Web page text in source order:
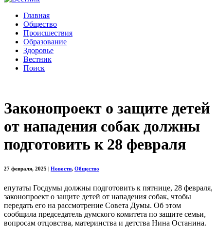
Главная
Общество
Происшествия
Образование
Здоровье
Вестник
Поиск
Законопроект о защите детей
от нападения собак должны
подготовить к 28 февраля
27 февраля, 2025 Новости, Общество
епутаты Госдумы должны подготовить к пятнице, 28 февраля,
законопроект о защите детей от нападения собак, чтобы
передать его на рассмотрение Совета Думы. Об этом
сообщила председатель думского комитета по защите семьи,
вопросам отцовства, материнства и детства Нина Останина.